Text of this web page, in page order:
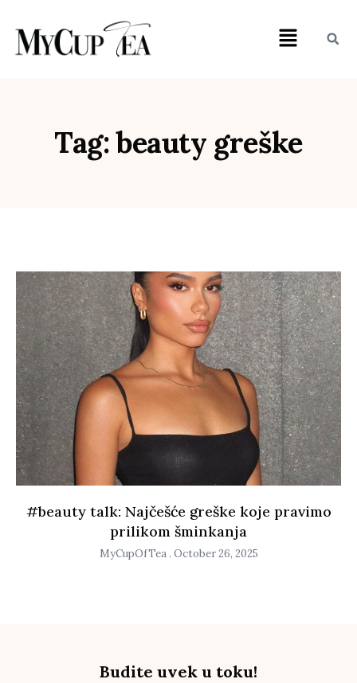
Tag: beauty greške
#beauty talk: Najčešće greške koje pravimo
prilikom šminkanja
MyCupOfTea October 26, 2025
Budite uvek u toku!